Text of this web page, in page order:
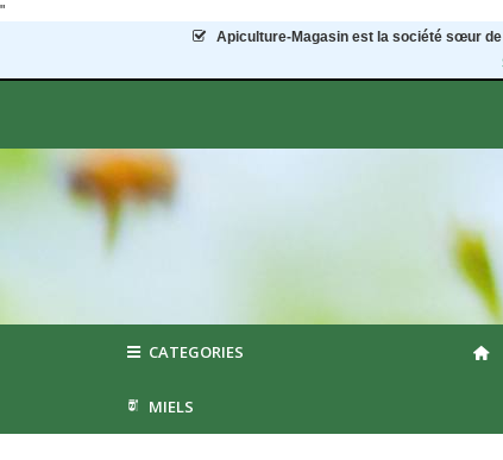
"
Apiculture-Magasin est la société sœur
CATEGORIES
MIELS